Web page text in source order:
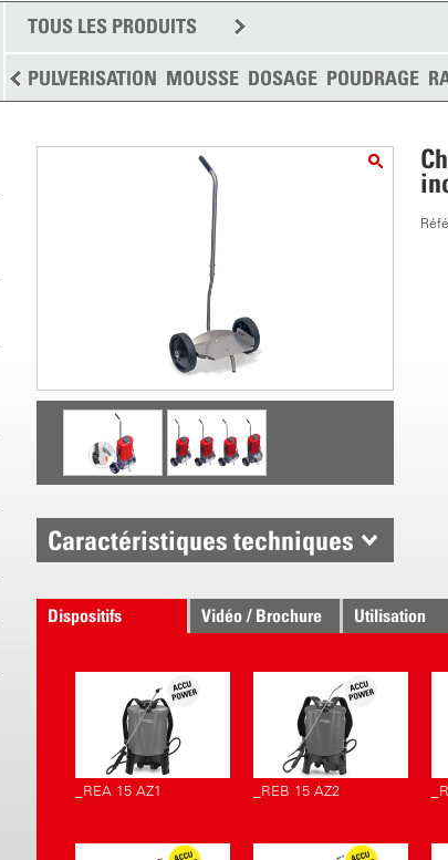
TOUS LES PRODUITS
PULVERISATION MOUSSE DOSAGE POUDRAGE
Caractéristiques techniques
Dispositifs
Vidéo / Brochure Utilisation
_REA 15 AZ1 _REB 15 AZ2